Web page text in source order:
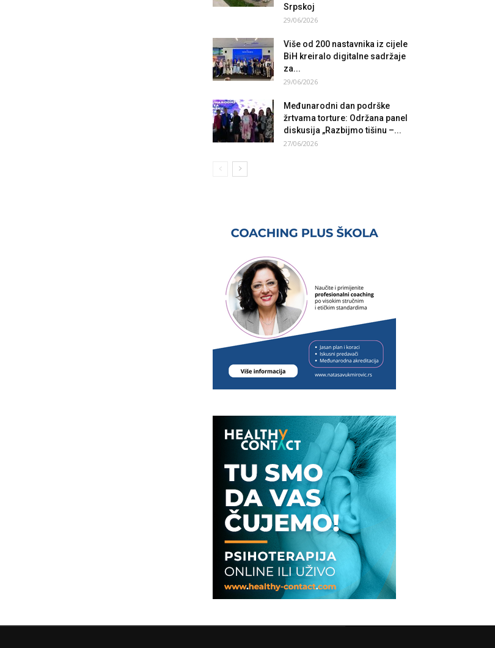
Srpskoj
29/06/2026
Više od 200 nastavnika iz cijele
BiH kreiralo digitalne sadržaje
za...
29/06/2026
Međunarodni dan podrške
žrtvama torture: Održana panel
diskusija „Razbijmo tišinu –...
27/06/2026